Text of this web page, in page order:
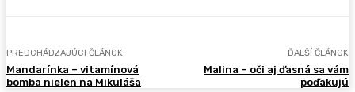
PREDCHÁDZAJÚCI ČLÁNOK
Mandarínka – vitamínová
bomba nielen na Mikuláša
ĎALŠÍ ČLÁNOK
Malina – oči aj ďasná sa vám
poďakujú